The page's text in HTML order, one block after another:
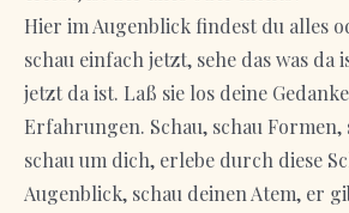
Hier im Augenblick findest du alles
schau einfach jetzt, sehe das was da
jetzt da ist. Laß sie los deine
Erfahrungen. Schau, schau Formen,
schau um dich, erlebe durch diese
Augenblick, schau deinen Atem, er